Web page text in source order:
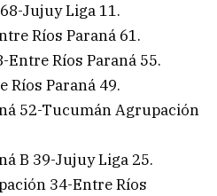
Jujuy Liga 11.
Ríos Paraná 61.
Entre Ríos Paraná 55.
Ríos Paraná 49.
52-Tucumán Agrupación
B 39-Jujuy Liga 25.
34-Entre Ríos